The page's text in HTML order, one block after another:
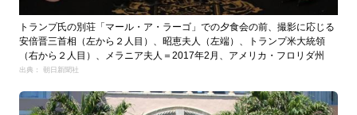
トランプ氏の別荘「マール・ア・ラーゴ」での夕食会の前、撮影に応じる
安倍晋三首相（左から２人目）、昭恵夫人（左端）、トランプ米大統領
（右から２人目）、メラニア夫人＝2017年2月、アメリカ・フロリダ州
出典： 朝日新聞社